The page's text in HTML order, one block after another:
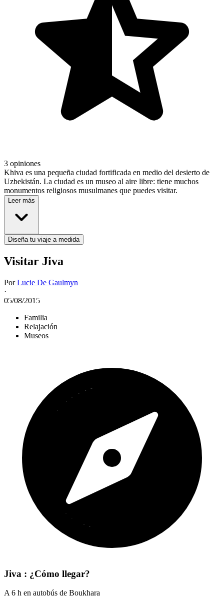
3 opiniones
Khiva es una pequeña ciudad fortificada en medio del desierto de
Uzbekistán. La ciudad es un museo al aire libre: tiene muchos
monumentos religiosos musulmanes que puedes visitar.
Leer más
Diseña tu viaje a medida
Visitar Jiva
PorLucie De Gaulmyn
·
05/08/2015
Familia
Relajación
Museos
Jiva : ¿Cómo llegar?
A 6 h en autobús de Boukhara